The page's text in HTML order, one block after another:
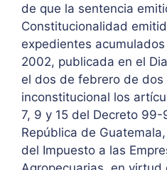
de que la sentencia
Constitucionalidad
expedientes
2002, publicada en el
el dos de febrero de
inconstitucional los
7, 9 y 15 del Decreto
República de
del Impuesto a las